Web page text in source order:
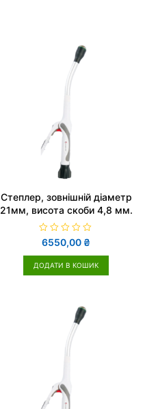
Cтеплер, зовнішній діаметр
21мм, висота скоби 4,8 мм.
О
ц
і
н
6550,00 ₴
ДОДАТИ В КОШИК